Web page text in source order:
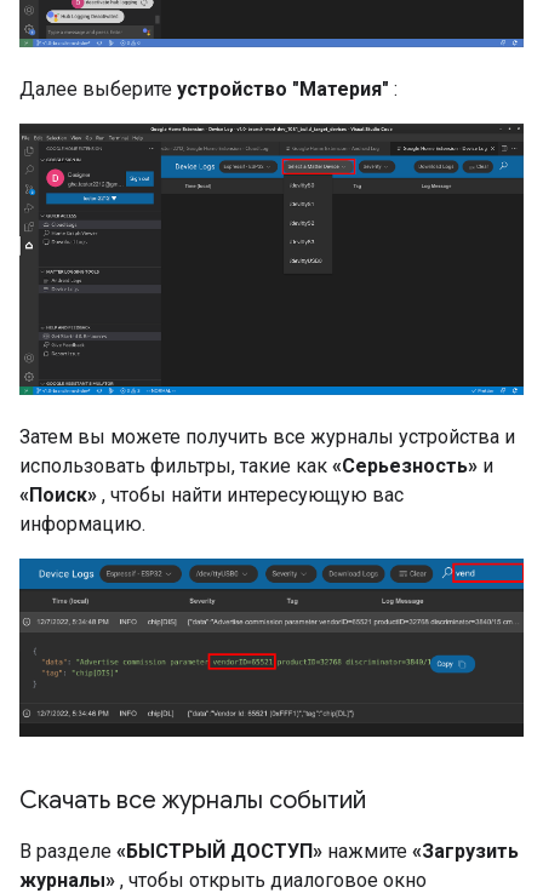
Далее выберите устройство "Материя" :
Затем вы можете получить все журналы устройства и
использовать фильтры, такие как «Серьезность» и
«Поиск» , чтобы найти интересующую вас
информацию.
Скачать все журналы событий
В разделе «БЫСТРЫЙ ДОСТУП» нажмите «Загрузить
журналы» , чтобы открыть диалоговое окно